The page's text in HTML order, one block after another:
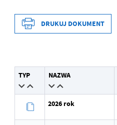
Wytworzył
Data opublikowania
Opublikował
DRUKUJ DOKUMENT
TYP NAZWA
2026 rok